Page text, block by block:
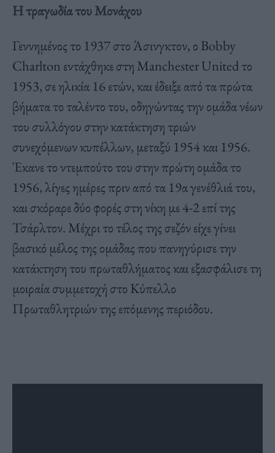
Η τραγωδία του Μονάχου
Γεννημένος το 1937 στο Άσινγκτον, ο Bobby
Charlton εντάχθηκε στη Manchester United το
1953, σε ηλικία 16 ετών, και έδειξε από τα πρώτα
βήματα το ταλέντο του, οδηγώντας την ομάδα νέων
του συλλόγου στην κατάκτηση τριών
συνεχόμενων κυπέλλων, μεταξύ 1954 και 1956.
Έκανε το ντεμπούτο του στην πρώτη ομάδα το
1956, λίγες ημέρες πριν από τα 19α γενέθλιά του,
και σκόραρε δύο φορές στη νίκη με 4-2 επί της
Τσάρλτον. Μέχρι το τέλος της σεζόν είχε γίνει
βασικό μέλος της ομάδας που πανηγύρισε την
κατάκτηση του πρωταθλήματος και εξασφάλισε τη
μοιραία συμμετοχή στο Κύπελλο
Πρωταθλητριών της επόμενης περιόδου.